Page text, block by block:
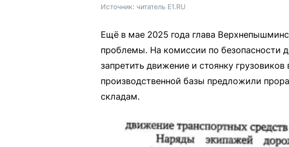
Источник: читатель E1.RU
Ещё в мае 2025 года глава
проблемы. На комиссии по безопасности
запретить движение и стоянку
производственной базы предложили
складам.